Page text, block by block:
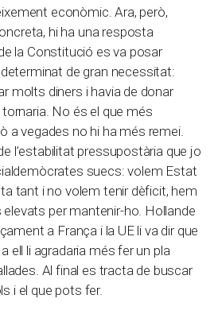
econòmic. Ara, però,
hi ha una resposta
la Constitució es va posar
de gran necessitat:
molts diners i havia de donar
No és el que més
a vegades no hi ha més remei.
l’estabilitat pressupostària que jo
suecs: volem Estat
tant i no volem tenir dèficit, hem
per mantenir-ho. Hollande
a França i la UE li va dir que
ell li agradaria més fer un pla
Al final es tracta de buscar
i el que pots fer.